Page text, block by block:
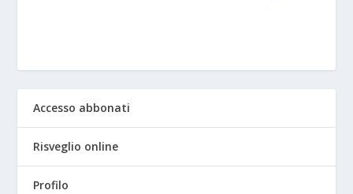
Accesso abbonati
Risveglio online
Profilo